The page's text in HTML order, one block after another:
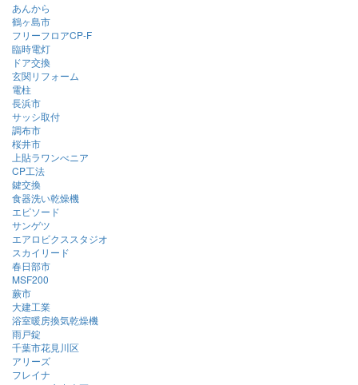
あんから
鶴ヶ島市
フリーフロアCP-F
臨時電灯
ドア交換
玄関リフォーム
電柱
長浜市
サッシ取付
調布市
桜井市
上貼ラワンべニア
CP工法
鍵交換
食器洗い乾燥機
エピソード
サンゲツ
エアロビクススタジオ
スカイリード
春日部市
MSF200
蕨市
大建工業
浴室暖房換気乾燥機
雨戸錠
千葉市花見川区
アリーズ
フレイナ